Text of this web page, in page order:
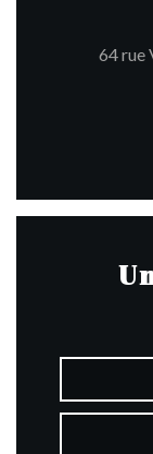
64 rue